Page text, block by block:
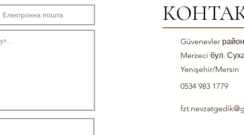
Güvenevler
Merzeci бул.
Yenişehir/Mersin
0534 983 1779